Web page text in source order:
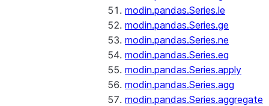
modin.pandas.Series.le
modin.pandas.Series.ge
modin.pandas.Series.ne
modin.pandas.Series.eq
modin.pandas.Series.apply
modin.pandas.Series.agg
modin.pandas.Series.aggregate